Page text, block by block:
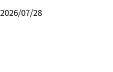
2026/07/28